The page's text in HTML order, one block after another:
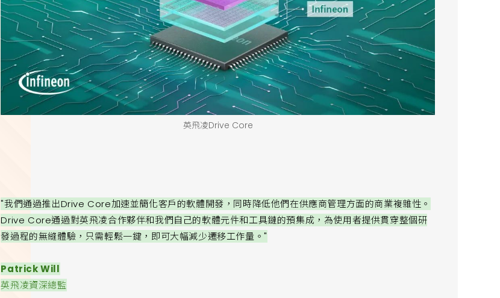
英飛凌Drive Core
"我們通過推出Drive Core加速並簡化客戶的軟體開發，同時降低他們在供應商管理方面的商業複雜性。
Drive Core通過對英飛凌合作夥伴和我們自己的軟體元件和工具鏈的預集成，為使用者提供貫穿整個研
發過程的無縫體驗，只需輕鬆一鍵，即可大幅減少遷移工作量。"
Patrick Will
英飛凌資深總監